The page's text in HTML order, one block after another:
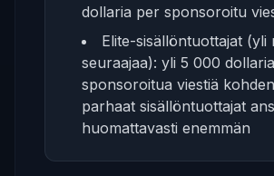
dollaria per sponsoroitu
Elite-sisällöntuottajat (yli
seuraajaa): yli 5 000 dollaria
sponsoroitua viestiä
parhaat sisällöntuottajat
huomattavasti enemmän